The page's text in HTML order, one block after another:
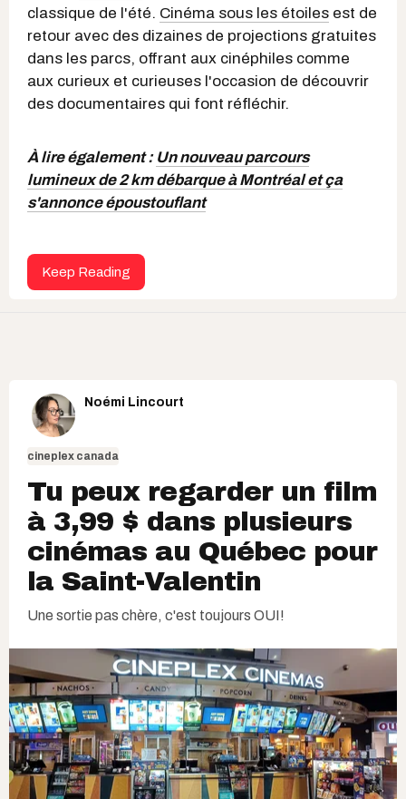
classique de l'été. Cinéma sous les étoiles est de
retour avec des dizaines de projections gratuites
dans les parcs, offrant aux cinéphiles comme
aux curieux et curieuses l'occasion de découvrir
des documentaires qui font réfléchir.
À lire également : Un nouveau parcours
lumineux de 2 km débarque à Montréal et ça
s'annonce époustouflant
Keep Reading
Noémi Lincourt
cineplex canada
Tu peux regarder un film
à 3,99 $ dans plusieurs
cinémas au Québec pour
la Saint-Valentin
Une sortie pas chère, c'est toujours OUI!